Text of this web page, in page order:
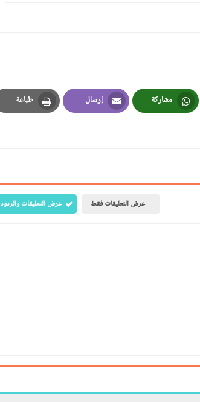
مشاركة
Whatsapp
إرسال
Email
طباعة
Print
عرض التعليقات فقط عرض التعليقات والردود